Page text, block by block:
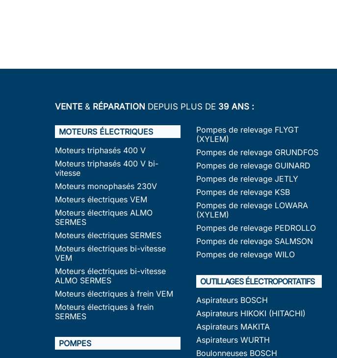
VENTE & RÉPARATION DEPUIS PLUS DE 39 ANS :
MOTEURS ÉLECTRIQUES
Moteurs triphasés 400 V
Moteurs triphasés 400 V bi-
vitesse
Moteurs monophasés 230V
Moteurs électriques VEM
Moteurs électriques ALMO
SERMES
Moteurs électriques SERMES
Moteurs électriques bi-vitesse
VEM
Moteurs électriques bi-vitesse
ALMO SERMES
Moteurs électriques à frein VEM
Moteurs électriques à frein
SERMES
POMPES
Pompes de relevage FLYGT
(XYLEM)
Pompes de relevage GRUNDFOS
Pompes de relevage GUINARD
Pompes de relevage JETLY
Pompes de relevage KSB
Pompes de relevage LOWARA
(XYLEM)
Pompes de relevage PEDROLLO
Pompes de relevage SALMSON
Pompes de relevage WILO
OUTILLAGES ÉLECTROPORTATIFS
Aspirateurs BOSCH
Aspirateurs HIKOKI (HITACHI)
Aspirateurs MAKITA
Aspirateurs WURTH
Boulonneuses BOSCH